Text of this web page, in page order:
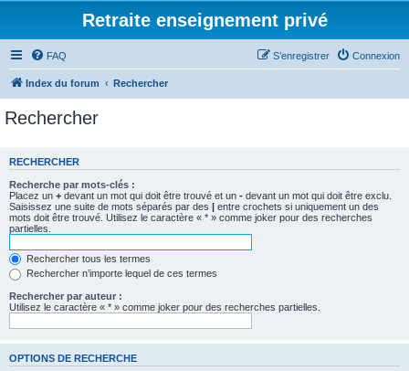
Retraite enseignement privé
FAQ Connexion
S’enregistrer
Index du forum Rechercher
Rechercher
RECHERCHER
Recherche par mots-clés :
Placez un + devant un mot qui doit être trouvé et un - devant un mot qui doit être exclu.
Saisissez une suite de mots séparés par des | entre crochets si uniquement un des
mots doit être trouvé. Utilisez le caractère « * » comme joker pour des recherches
partielles.
Rechercher tous les termes
Rechercher n’importe lequel de ces termes
Rechercher par auteur :
Utilisez le caractère « * » comme joker pour des recherches partielles.
OPTIONS DE RECHERCHE